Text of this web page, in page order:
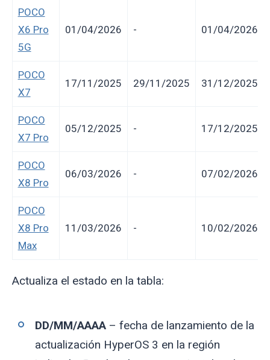
POCO
X6 Pro
5G
01/04/2026 - 01/04/2026
POCO
X7
17/11/2025 29/11/2025 31/12/2025
POCO
X7 Pro
05/12/2025 - 17/12/2025
POCO
X8 Pro
06/03/2026 - 07/02/2026
POCO
X8 Pro
Max
11/03/2026 - 10/02/2026
Actualiza el estado en la tabla:
DD/MM/AAAA – fecha de lanzamiento de la
actualización HyperOS 3 en la región